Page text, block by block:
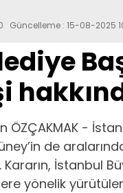
Güncelleme : 15-08-2025
ÖZÇAKMAK -
de
Kararın, İstanbul
yönelik